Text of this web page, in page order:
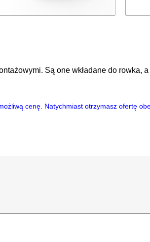
Są one wkładane do rowka,
cenę. Natychmiast otrzymasz ofertę